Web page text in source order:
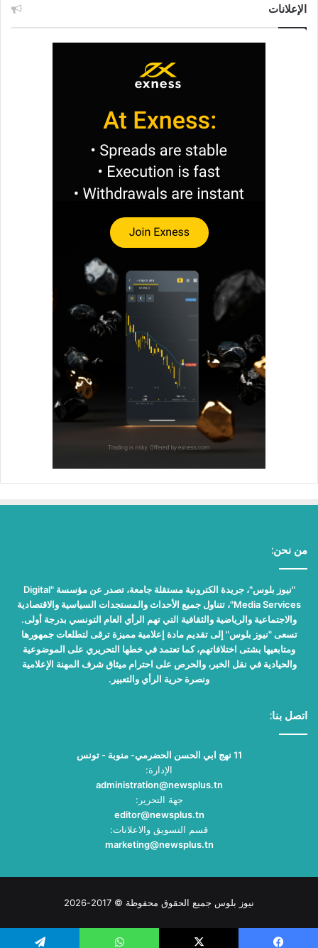
الإعلانات
من نحن:
"نيوز بلوس"، جريدة الكترونية مستقلة جامعة، تصدر عن مؤسسة "Digital
Media Services"، تتناول جميع الأحداث والمستجدات السياسية والاقتصادية
والاجتماعية والرياضية والثقافية التي تهم الرأي العام التونسي بدرجة أولى.
تسعى "نيوز بلوس" إلى تقديم مادة إعلامية مميزة ترقى لتطلعات جمهورها
ومتابعيها بشتى اختلافاتهم، كما تعتمد في خطها التحريري على الموضوعية
والحيادية في نقل الخبر، والحرص على احترام ميثاق شرف المهنة الإعلامية
ونصرة حرية الرأي والتعبير.
اتصل بنا:
11 نهج ابي الحسن الحضرمي- منوبة - تونس
الإدارة:
administration@newsplus.tn
جهة التحرير:
editor@newsplus.tn
قسم التسويق والاعلانات:
marketing@newsplus.tn
نيوز بلوس جميع الحقوق محفوظة © 2017-2026